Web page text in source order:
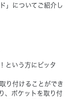
」についてご紹介し
という方にピッタ
り付けることができ
、ポケットを取り付